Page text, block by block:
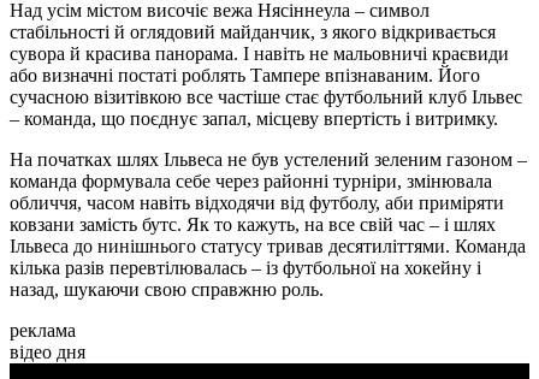
Над усім містом височіє вежа Нясіннеула – символ
стабільності й оглядовий майданчик, з якого відкривається
сувора й красива панорама. І навіть не мальовничі краєвиди
або визначні постаті роблять Тампере впізнаваним. Його
сучасною візитівкою все частіше стає футбольний клуб Ільвес
– команда, що поєднує запал, місцеву впертість і витримку.
На початках шлях Ільвеса не був устелений зеленим газоном –
команда формувала себе через районні турніри, змінювала
обличчя, часом навіть відходячи від футболу, аби приміряти
ковзани замість бутс. Як то кажуть, на все свій час – і шлях
Ільвеса до нинішнього статусу тривав десятиліттями. Команда
кілька разів перевтілювалась – із футбольної на хокейну і
назад, шукаючи свою справжню роль.
реклама
відео дня